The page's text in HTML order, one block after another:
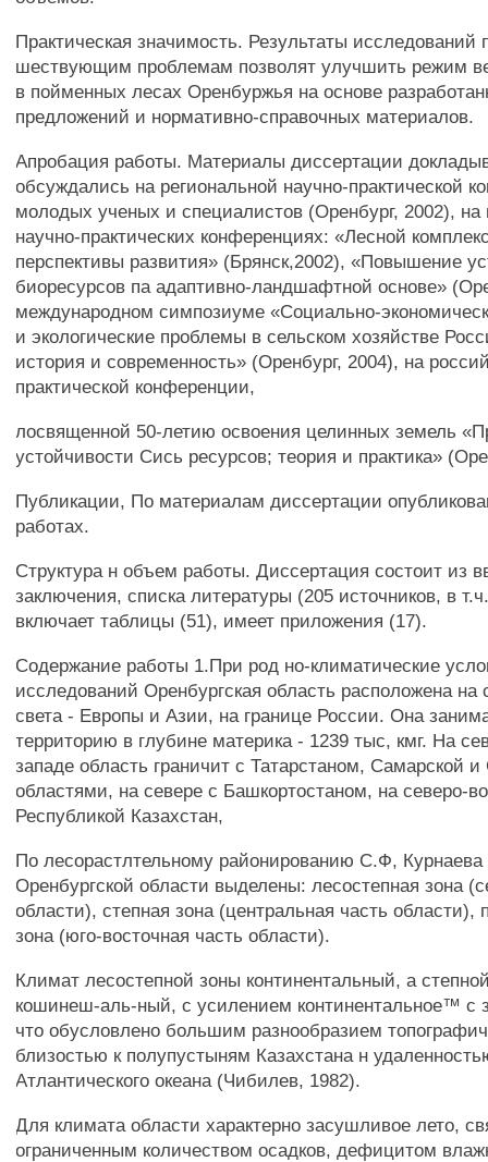
Практическая значимость. Результаты исследований
шествующим проблемам позволят улучшить режим
в пойменных лесах Оренбуржья на основе
предложений и нормативно-справочных материалов.
Апробация работы. Материалы диссертации
обсуждались на региональной научно-практической
молодых ученых и специалистов (Оренбург, 2002),
научно-практических конференциях: «Лесной
перспективы развития» (Брянск,2002), «Повышение
биоресурсов па адаптивно-ландшафтной основе»
международном симпозиуме «Социально-
и экологические проблемы в сельском хозяйстве
история и современность» (Оренбург, 2004), на
практической конференции,
лосвященной 50-летию освоения целинных земель
устойчивости Сись ресурсов; теория и практика»
Публикации, По материалам диссертации
работах.
Структура н объем работы. Диссертация состоит из
заключения, списка литературы (205 источников, в
включает таблицы (51), имеет приложения (17).
Содержание работы 1.При род но-климатические
исследований Оренбургская область расположена на
света - Европы и Азии, на границе России. Она
территорию в глубине материка - 1239 тыс, кмг. На
западе область граничит с Татарстаном, Самарской и
областями, на севере с Башкортостаном, на северо-
Республикой Казахстан,
По лесорастлтельному районированию С.Ф, Курнаева
Оренбургской области выделены: лесостепная зона
области), степная зона (центральная часть области),
зона (юго-восточная часть области).
Климат лесостепной зоны континентальный, а
кошинеш-аль-ный, с усилением континентальное™ с
что обусловлено большим разнообразием
близостью к полупустыням Казахстана н
Атлантического океана (Чибилев, 1982).
Для климата области характерно засушливое лето,
ограниченным количеством осадков, дефицитом